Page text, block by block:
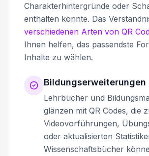
Charakterhintergründe oder
enthalten könnte. Das
verschiedenen Arten von QR
Ihnen helfen, das passendste
Inhalte zu wählen.
Bildungserweiterungen
Lehrbücher und
glänzen mit QR Codes, die
Videovorführungen,
oder aktualisierten
Wissenschaftsbücher